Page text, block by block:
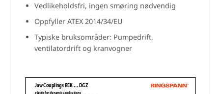
Vedlikeholdsfri, ingen smøring nødvendig
Oppfyller ATEX 2014/34/EU
Typiske bruksområder: Pumpedrift,
ventilatordrift og kranvogner